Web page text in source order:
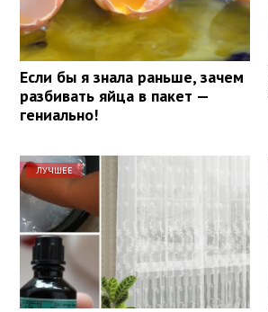
Если бы я знала раньше, зачем
разбивать яйца в пакет —
гениально!
ЛУЧШЕЕ